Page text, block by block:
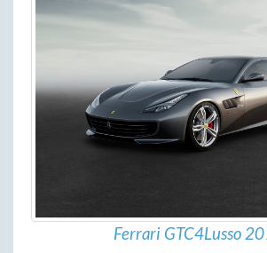
Ferrari GTC4Lusso